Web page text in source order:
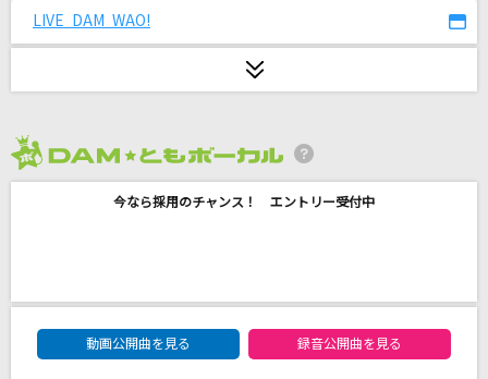
[生音]君の知らない物語
Same Blue
となりのトトロ
LIVE DAM WAO!
今なら採用のチャンス！ エントリー受付中
DAM★ともボーカルエントリーランキング
動画公開曲を見る
録音公開曲を見る